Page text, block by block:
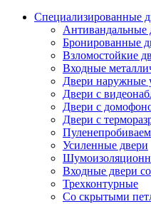
Специализированные
Антивандальные
Бронированные
Взломостойкие
Входные
Двери наружные
Двери с
Двери с
Двери с
Усиленные двери
Входные двери
Трехконтурные
Со скрытыми